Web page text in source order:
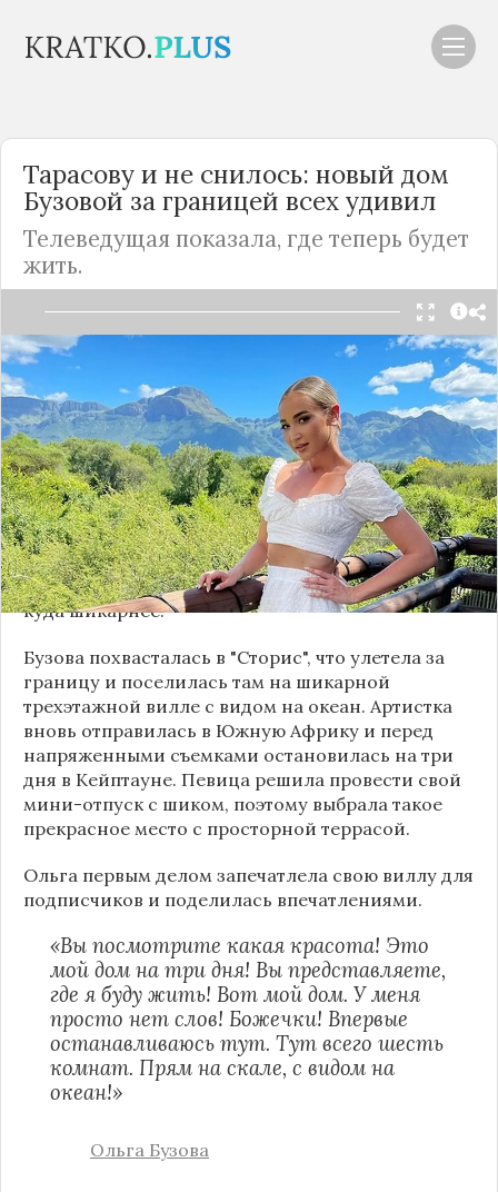
Тарасову и не снилось: новый дом
Бузовой за границей всех удивил
Телеведущая показала, где теперь будет
жить.
Читать в Telegram
Ольга Бузова четыре года состояла в браке с
футболистом Дмитрием Тарасовым, но после
развода лишилась всего. Спортсмен забрал у
экс-супруги подаренную машину, а также лишил
ее всяких прав на дом, который он строили
вместе. В тот момент артистка находилась в
бедственном положении, но теперь ее карьера
на пике, а заработки позволяют жить в особняках
куда шикарнее.
Бузова похвасталась в "Сторис", что улетела за
границу и поселилась там на шикарной
трехэтажной вилле с видом на океан. Артистка
вновь отправилась в Южную Африку и перед
напряженными съемками остановилась на три
дня в Кейптауне. Певица решила провести свой
мини-отпуск с шиком, поэтому выбрала такое
прекрасное место с просторной террасой.
Ольга первым делом запечатлела свою виллу для
подписчиков и поделилась впечатлениями.
«Вы посмотрите какая красота! Это
мой дом на три дня! Вы представляете,
где я буду жить! Вот мой дом. У меня
просто нет слов! Божечки! Впервые
останавливаюсь тут. Тут всего шесть
комнат. Прям на скале, с видом на
океан!»
Ольга Бузова